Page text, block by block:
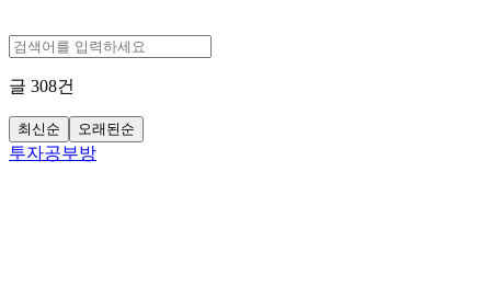
글 308건
최신순 오래된순
투자공부방